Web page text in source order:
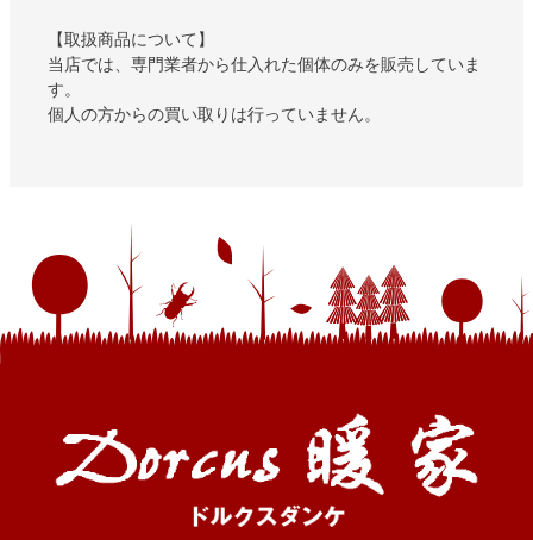
【取扱商品について】
当店では、専門業者から仕入れた個体のみを販売していま
す。
個人の方からの買い取りは行っていません。